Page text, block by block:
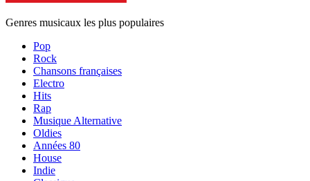
Genres musicaux les plus populaires
Pop
Rock
Chansons françaises
Electro
Hits
Rap
Musique Alternative
Oldies
Années 80
House
Indie